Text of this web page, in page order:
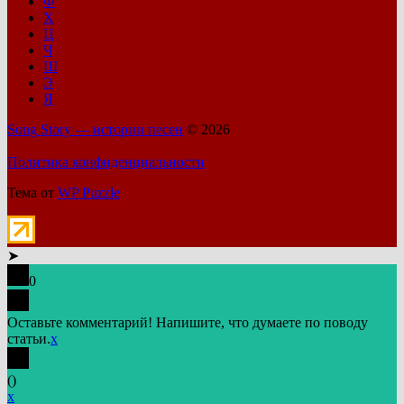
Х
Ц
Ч
Ш
Э
Я
Song Story — истории песен © 2026
Политика конфиденциальности
Тема от WP Puzzle
➤
0
Оставьте комментарий! Напишите, что думаете по поводу
статьи.x
()
x